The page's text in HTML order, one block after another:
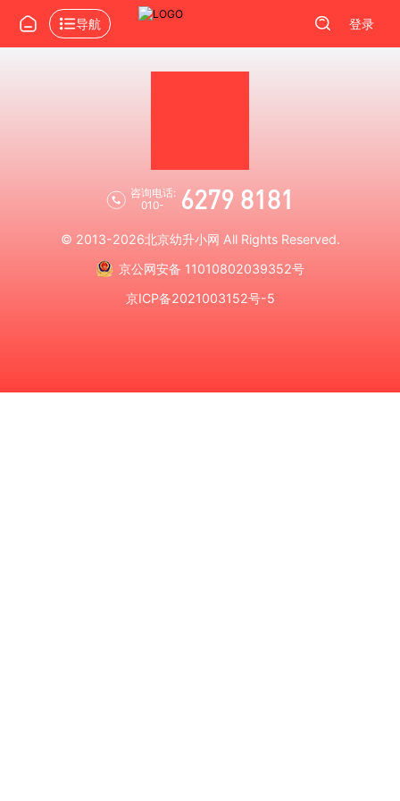
导航 登录
咨询电话:
010-
6279 8181
© 2013-2026北京幼升小网 All Rights Reserved.
京公网安备 11010802039352号
京ICP备2021003152号-5